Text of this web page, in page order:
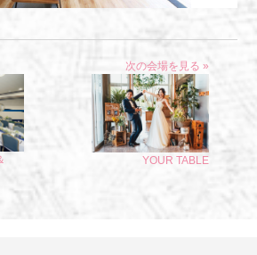
次の会場を見る »
YOUR TABLE